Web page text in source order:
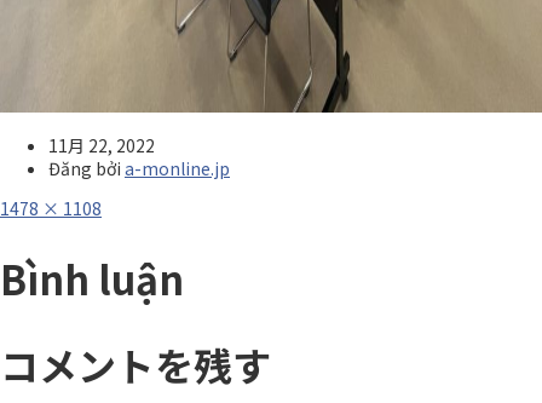
11月 22, 2022
Đăng bởi a-monline.jp
Full
1478 × 1108
Bình luận
コメントを残す